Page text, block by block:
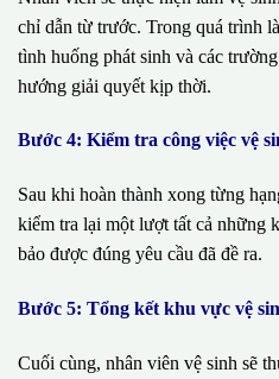
chỉ dẫn từ trước. Trong quá trình
tình huống phát sinh và các
hướng giải quyết kịp thời.
Bước 4: Kiểm tra công việc vệ
Sau khi hoàn thành xong từng
kiểm tra lại một lượt tất cả những
bảo được đúng yêu cầu đã đề ra.
Bước 5: Tổng kết khu vực vệ
Cuối cùng, nhân viên vệ sinh sẽ